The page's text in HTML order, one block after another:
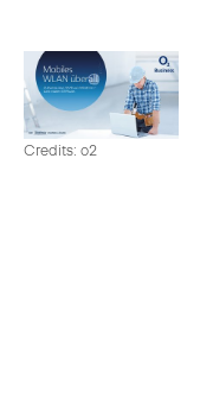
Credits: o2